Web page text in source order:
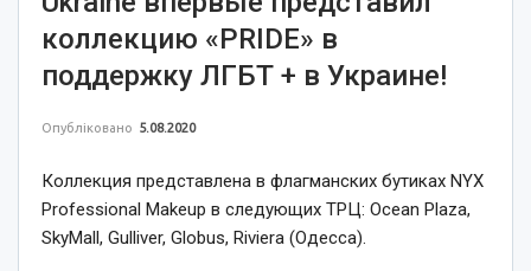
коллекцию «PRIDE» в
поддержку ЛГБТ + в Украине!
Опубліковано 5.08.2020
Коллекция представлена в флагманских бутиках NYX
Professional Makeup в следующих ТРЦ: Ocean Plaza,
SkyMall, Gulliver, Globus, Riviera (Одесса).